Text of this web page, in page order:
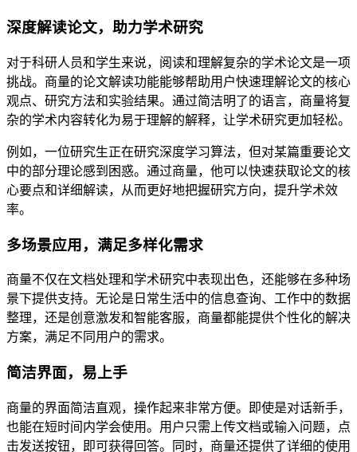
深度解读论文，助力学术研究
对于科研人员和学生来说，阅读和理解复杂的学术论文是一项
挑战。商量的论文解读功能能够帮助用户快速理解论文的核心
观点、研究方法和实验结果。通过简洁明了的语言，商量将复
杂的学术内容转化为易于理解的解释，让学术研究更加轻松。
例如，一位研究生正在研究深度学习算法，但对某篇重要论文
中的部分理论感到困惑。通过商量，他可以快速获取论文的核
心要点和详细解读，从而更好地把握研究方向，提升学术效
率。
多场景应用，满足多样化需求
商量不仅在文档处理和学术研究中表现出色，还能够在多种场
景下提供支持。无论是日常生活中的信息查询、工作中的数据
整理，还是创意激发和智能客服，商量都能提供个性化的解决
方案，满足不同用户的需求。
简洁界面，易上手
商量的界面简洁直观，操作起来非常方便。即使是对话新手，
也能在短时间内学会使用。用户只需上传文档或输入问题，点
击发送按钮，即可获得回答。同时，商量还提供了详细的使用